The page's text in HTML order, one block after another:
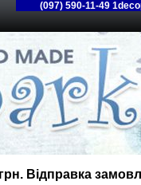
(097) 590-11-49
Відправка